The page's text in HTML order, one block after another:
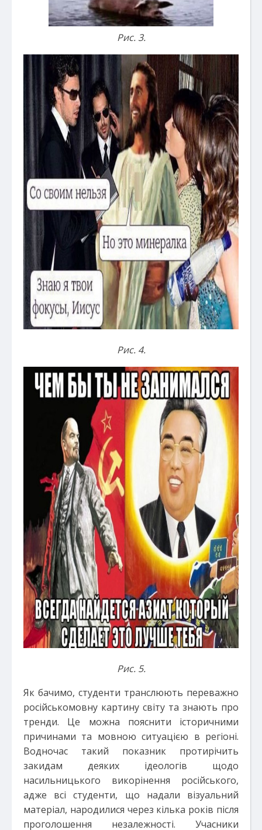
Рис. 3.
Рис. 4.
Рис. 5.
Як бачимо, студенти транслюють переважно
російськомовну картину світу та знають про
тренди. Це можна пояснити історичними
причинами та мовною ситуацією в регіоні.
Водночас такий показник протирічить
закидам деяких ідеологів щодо
насильницького викорінення російського,
адже всі студенти, що надали візуальний
матеріал, народилися через кілька років після
проголошення незалежності. Учасники